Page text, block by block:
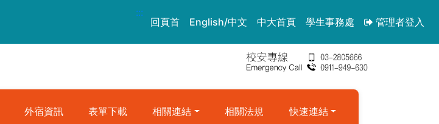
:::
回頁首
English/中文 中大首頁 學生事務處 管理者登入
外宿資訊 表單下載 相關連結 相關法規 快速連結